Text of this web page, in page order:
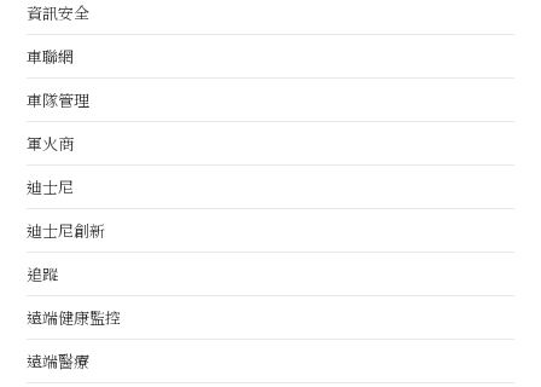
資訊安全
車聯網
車隊管理
軍火商
迪士尼
迪士尼創新
追蹤
遠端健康監控
遠端醫療